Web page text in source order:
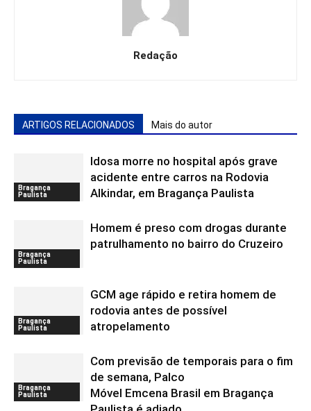
Redação
ARTIGOS RELACIONADOS Mais do autor
Bragança
Paulista
Idosa morre no hospital após grave
acidente entre carros na Rodovia
Alkindar, em Bragança Paulista
Bragança
Paulista
Homem é preso com drogas durante
patrulhamento no bairro do Cruzeiro
Bragança
Paulista
GCM age rápido e retira homem de
rodovia antes de possível
atropelamento
Bragança
Paulista
Com previsão de temporais para o fim
de semana, Palco
Móvel Emcena Brasil em Bragança